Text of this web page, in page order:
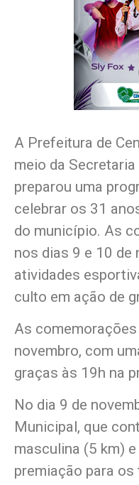
A Prefeitura de
meio da
preparou uma
celebrar os 31
do município. As
nos dias 9 e 10 de
atividades
culto em ação de
As
novembro, com
graças às 19h na
No dia 9 de
Municipal, que
masculina (5 km)
premiação para